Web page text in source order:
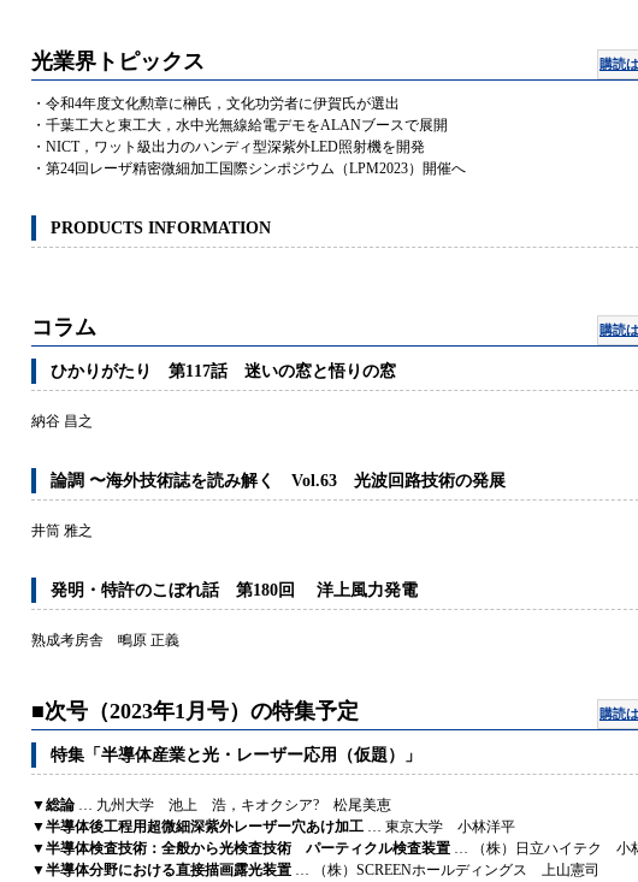
光業界トピックス 購読
・令和4年度文化勲章に榊氏，文化功労者に伊賀氏が選出
・千葉工大と東工大，水中光無線給電デモをALANブースで展開
・NICT，ワット級出力のハンディ型深紫外LED照射機を開発
・第24回レーザ精密微細加工国際シンポジウム（LPM2023）開催へ
PRODUCTS INFORMATION
コラム 購読
ひかりがたり 第117話 迷いの窓と悟りの窓
納谷 昌之
論調 〜海外技術誌を読み解く Vol.63 光波回路技術の発展
井筒 雅之
発明・特許のこぼれ話 第180回 洋上風力発電
熟成考房舎 鴫原 正義
■次号（2023年1月号）の特集予定 購読
特集「半導体産業と光・レーザー応用（仮題）」
▼総論 … 九州大学 池上 浩，キオクシア? 松尾美恵
▼半導体後工程用超微細深紫外レーザー穴あけ加工 … 東京大学 小林洋平
▼半導体検査技術：全般から光検査技術 パーティクル検査装置 … （株）日立ハイテク 小
▼半導体分野における直接描画露光装置 … （株）SCREENホールディングス 上山憲司